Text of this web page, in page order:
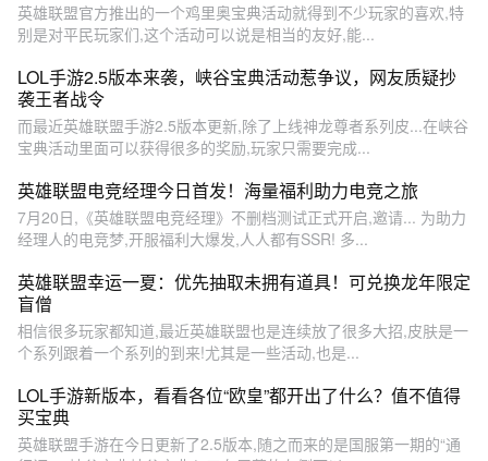
英雄联盟官方推出的一个鸡里奥宝典活动就得到不少玩家的喜欢,特
别是对平民玩家们,这个活动可以说是相当的友好,能...
LOL手游2.5版本来袭，峡谷宝典活动惹争议，网友质疑抄
袭王者战令
而最近英雄联盟手游2.5版本更新,除了上线神龙尊者系列皮...在峡谷
宝典活动里面可以获得很多的奖励,玩家只需要完成...
英雄联盟电竞经理今日首发！海量福利助力电竞之旅
7月20日,《英雄联盟电竞经理》不删档测试正式开启,邀请... 为助力
经理人的电竞梦,开服福利大爆发,人人都有SSR! 多...
英雄联盟幸运一夏：优先抽取未拥有道具！可兑换龙年限定
盲僧
相信很多玩家都知道,最近英雄联盟也是连续放了很多大招,皮肤是一
个系列跟着一个系列的到来!尤其是一些活动,也是...
LOL手游新版本，看看各位“欧皇”都开出了什么？值不值得
买宝典
英雄联盟手游在今日更新了2.5版本,随之而来的是国服第一期的“通